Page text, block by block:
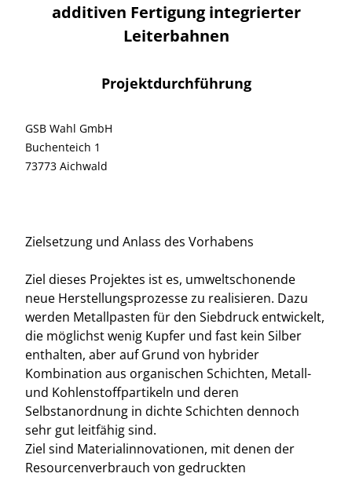
additiven Fertigung integrierter
Leiterbahnen
Projektdurchführung
GSB Wahl GmbH
Buchenteich 1
73773 Aichwald
Zielsetzung und Anlass des Vorhabens
Ziel dieses Projektes ist es, umweltschonende
neue Herstellungsprozesse zu realisieren. Dazu
werden Metallpasten für den Siebdruck entwickelt,
die möglichst wenig Kupfer und fast kein Silber
enthalten, aber auf Grund von hybrider
Kombination aus organischen Schichten, Metall-
und Kohlenstoffpartikeln und deren
Selbstanordnung in dichte Schichten dennoch
sehr gut leitfähig sind.
Ziel sind Materialinnovationen, mit denen der
Resourcenverbrauch von gedruckten